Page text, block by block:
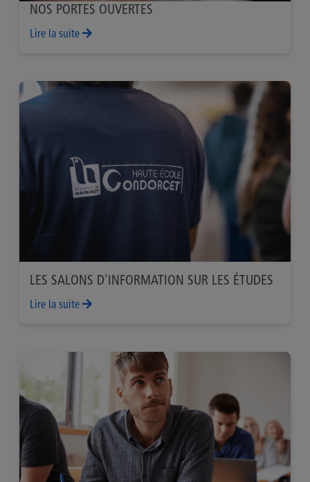
NOS PORTES OUVERTES
Lire la suite
LES SALONS D'INFORMATION SUR LES ÉTUDES
Lire la suite